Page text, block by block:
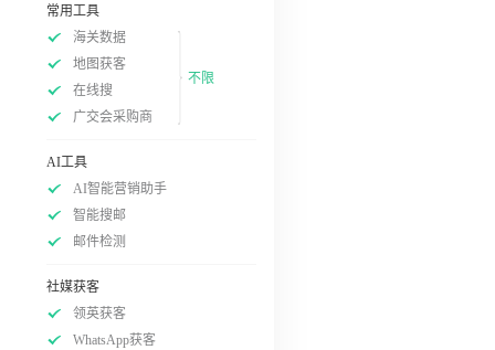
常用工具
海关数据
地图获客
在线搜
广交会采购商
不限
AI工具
AI智能营销助手
智能搜邮
邮件检测
社媒获客
领英获客
WhatsApp获客